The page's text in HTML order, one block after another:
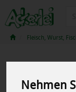
Nehmen
Fleisch, Wurst,